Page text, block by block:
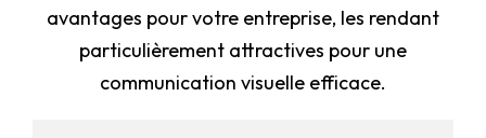
avantages pour votre entreprise, les rendant
particulièrement attractives pour une
communication visuelle efficace.